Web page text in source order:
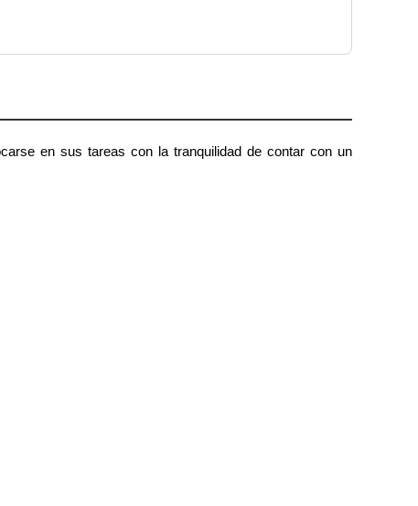
en sus tareas con la tranquilidad de contar con un